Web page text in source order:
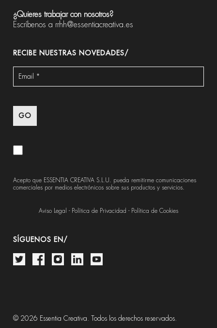
¿Quieres trabajar con nosotros?
Escríbenos a rrhh@essentiacreativa.es
RECIBE NUESTRAS NOVEDADES/
Acepto que ESSENTIA CREATIVA S.L.U. pueda remitirme comunicaciones
comerciales por medios electrónicos sobre sus productos y servicios.
Aviso Legal - Política de Privacidad - Política de Cookies
SÍGUENOS EN/
© 2026 Essentia Creativa. Todos los derechos reservados.